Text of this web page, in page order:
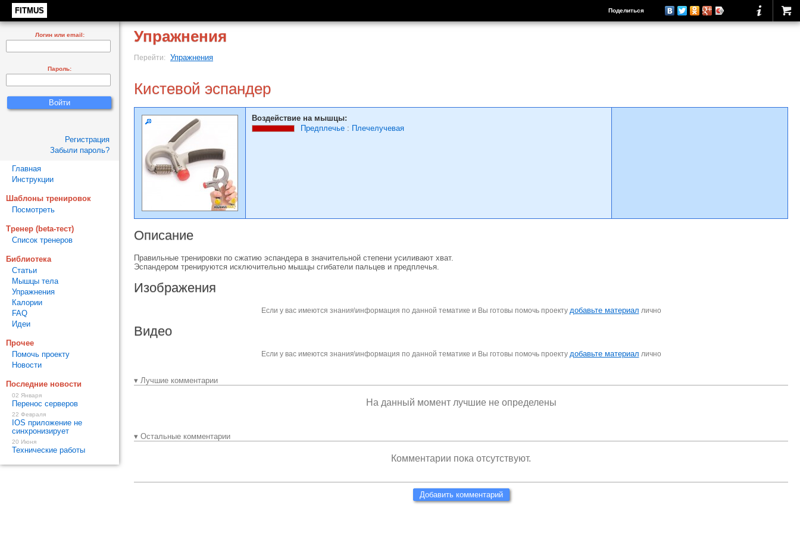
FITMUS Поделиться
Упражнения
Перейти: Упражнения
Кистевой эспандер
Воздействие на мышцы:
Предплечье : Плечелучевая
Описание
Правильные тренировки по сжатию эспандера в значительной степени усиливают хват.
Эспандером тренируются исключительно мышцы сгибатели пальцев и предплечья.
Изображения
Если у вас имеются знания\информация по данной тематике и Вы готовы помочь проекту добавьте материал лично
Видео
Если у вас имеются знания\информация по данной тематике и Вы готовы помочь проекту добавьте материал лично
▾ Лучшие комментарии
На данный момент лучшие не определены
▾ Остальные комментарии
Комментарии пока отсутствуют.
Добавить комментарий
Логин или email:
Пароль:
Регистрация
Забыли пароль?
Главная
Инструкции
Шаблоны тренировок
Посмотреть
Тренер (beta-тест)
Список тренеров
Библиотека
Статьи
Мышцы тела
Упражнения
Калории
FAQ
Идеи
Прочее
Помочь проекту
Новости
Последние новости
02 Января
Перенос серверов
22 Февраля
IOS приложение не
синхронизирует
20 Июня
Технические работы